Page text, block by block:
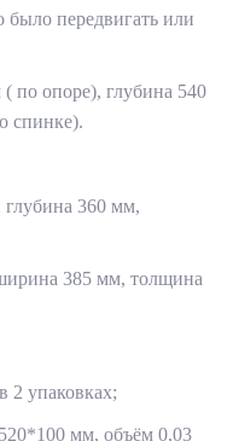
было передвигать или
по опоре), глубина 540
спинке).
360 мм,
385 мм, толщина
2 упаковках;
мм, объём 0,03